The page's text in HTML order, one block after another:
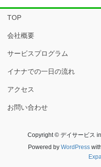
TOP
会社概要
サービスプログラム
イナナでの一日の流れ
アクセス
お問い合わせ
Copyright © デイサービス
Powered by WordPresswith